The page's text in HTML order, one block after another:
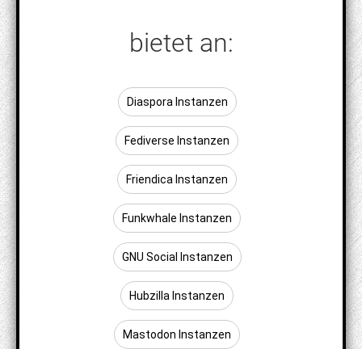
bietet an:
Diaspora Instanzen
Fediverse Instanzen
Friendica Instanzen
Funkwhale Instanzen
GNU Social Instanzen
Hubzilla Instanzen
Mastodon Instanzen